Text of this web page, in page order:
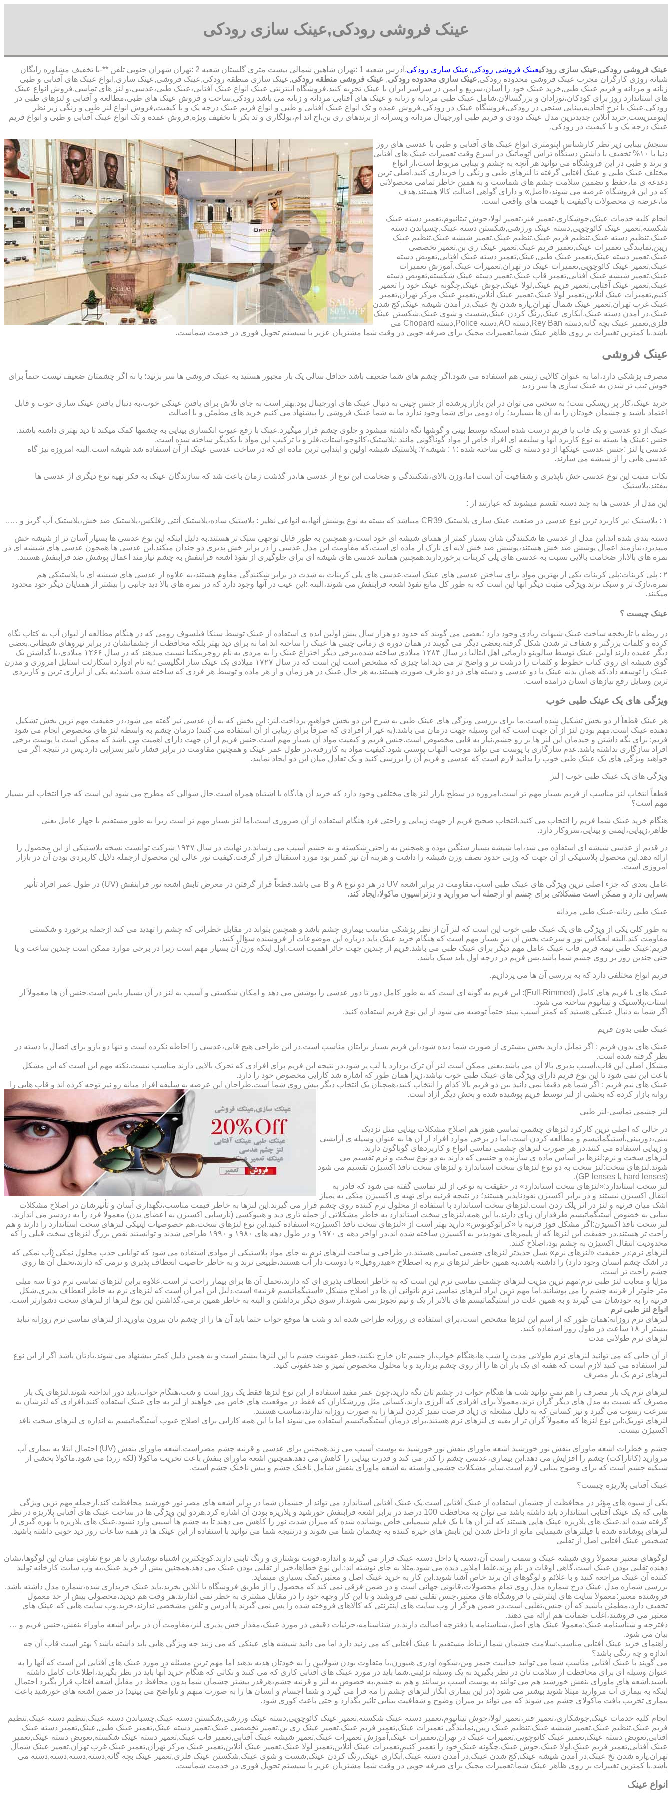
عینک فروشی رودکی,عینک سازی رودکی
عینک فروشی رودکی,عینک سازی رودکیعینک فروشی رودکی,عینک سازی رودکی
,آدرس شعبه 1 :تهران شاهین شمالی بیست متری گلستان شعبه 2 :تهران شهران جنوبی تلفن **-با تخفیف مشاوره رایگان
شبانه روزی کارگران مجرب عینک فروشی محدوده رودکی,عینک سازی محدوده رودکی, عینک فروشی منطقه رودکی,عینک سازی منطقه رودکی,عینک فروشی,عینک سازی,انواع عینک های آفتابی و طبی
زنانه و مردانه و فریم عینک طبی,خرید عینک خود را آسان،سریع و ایمن در سراسر ایران با عینک تجربه کنید.فروشگاه اینترنتی عینک انواع عینک آفتابی،عینک طبی،عدسی،و لنز های تماسی,فروش انواع عینک
های استاندارد روز برای کودکان،نوزادان و بزرگسالان.شامل عینک طبی مردانه و زنانه و عینک های آفتابی مردانه و زنانه می باشد رودکی,ساخت و فروش عینک های طبی،مطالعه و آفتابی و لنزهای طبی در
رودکی,عینک با نرخ اتحادیه,بینایی سنجی در رودکی,فروشگاه عینک در رودکی,فروش عمده و تک انواع عینک آفتابی و طبی و انواع فریم عینک درجه یک و با کیفیت,فروش انواع لنز طبی و رنگی زیر نظر
اپتومتریست,خرید آنلاین جدیدترین مدل عینک دودی و فریم طبی اورجینال مردانه و پسرانه از برندهای ری بن،اچ اند ام،بولگاری و تد بکر با تخفیف ویژه,فروش عمده و تک انواع عینک آفتابی و طبی و انواع فریم
عینک درجه یک و با کیفیت در رودکی,
سنجش بینایی زیر نظر کارشناس اپتومتری انواع عینک های آفتابی و طبی با عدسی های روز
دنیا با ۱۰% تخفیف با داشتن دستگاه تراش اتوماتیک در اسرع وقت تعمیرات عینک های آفتابی
و برند و طبی در این فروشگاه می توانید هر آنچه به چشم و بینایی مربوط است،از انواع
مختلف عینک طبی و عینک آفتابی گرفته تا لنزهای طبی و رنگی را خریداری کنید.اصلی ترین
دغدغه ی ما،حفظ و تضمین سلامت چشم های شماست و به همین خاطر تمامی محصولاتی
که در این فروشگاه عرضه می شوند،«اصل» و دارای گواهی اصالت کالا هستند.هدف
ما،عرضه ی محصولات باکیفیت با قیمت های واقعی است.
انجام کلیه خدمات عینک,جوشکاری،تعمیر فنر،تعمیر لولا،جوش تیتانیوم،تعمیر دسته عینک
شکسته,تعمیر عینک کائوچویی,دسته عینک ورزشی,شکستن دسته عینک,چسباندن دسته
عینک,تنظیم دسته عینک,تنظیم فریم عینک,تنظیم عینک,تعمیر شیشه عینک,تنظیم عینک
ریبن,نمایندگی تعمیرات عینک,تعمیر فریم عینک,تعمیر عینک ری بن,تعمیر تخصصی
عینک,تعمیر دسته عینک,تعمیر عینک طبی,عینک,تعمیر دسته عینک افتابی,تعویض دسته
عینک,تعمیر عینک کائوچویی,تعمیرات عینک در تهران,تعمیرات عینک,آموزش تعمیرات
عینک,تعمیر شیشه عینک آفتابی,تعمیر قاب عینک,تعمیر دسته عینک شکسته,تعویض دسته
عینک,تعمیر عینک آفتابی,تعمیر فریم عینک,لولا عینک,جوش عینک,چگونه عینک خود را تعمیر
کنیم,تعمیرات عینک آنلاین,تعمیر لولا عینک,تعمیر عینک آنلاین,تعمیر عینک مرکز تهران,تعمیر
عینک غرب تهران,تعمیر عینک شمال تهران,پاره شدن نخ عینک,در آمدن شیشه عینک,کج شدن
عینک,در آمدن دسته عینک,آبکاری عینک,رنگ کردن عینک,شست و شوی عینک,شکستن عینک
فلزی,تعمیر عینک بچه گانه,دسته Rey Ban,دسته AO,دسته Police,دسته Chopard می
باشد.با کمترین تغییرات بر روی ظاهر عینک شما,تعمیرات مجیک برای صرفه جویی در وقت شما مشتریان عزیز با سیستم تحویل فوری در خدمت شماست.
عینک فروشی
مصرف پزشکی دارد،اما به عنوان کالایی زینتی هم استفاده می شود.اگر چشم های شما ضعیف باشد حداقل سالی یک بار مجبور هستید به عینک فروشی ها سر بزنید؛ یا نه اگر چشمتان ضعیف نیست حتماً برای
خوش تیپ تر شدن به عینک سازی ها سر زدید
خرید عینک،کار پر ریسکی ست؛ به سختی می توان در این بازار پرشده از جنس چینی به دنبال عینک های اورجینال بود.بهتر است به جای تلاش برای یافتن عینکی خوب،به دنبال یافتن عینک سازی خوب و قابل
اعتماد باشید و چشمان خودتان را به آن ها بسپارید؛ راه دومی برای شما وجود ندارد ما به شما عینک فروشی را پیشنهاد می کنیم خرید های مطمئن و با اصالت
عینک از دو عدسی و یک قاب یا فریم درست شده استکه توسط بینی و گوشها نگه داشته میشود و جلوی چشم قرار میگیرد.عینک با رفع عیوب انکساری بینایی به چشمها کمک میکند تا دید بهتری داشته باشند.
جنس :عینک ها بسته به نوع کاربرد آنها و سلیقه ای افراد خاص از مواد گوناگونی مانند :پلاستیک،کائوچو،استات،فلز و یا ترکیب این مواد با یکدیگر ساخته شده است.
عدسی یا لنز :جنس عدسی عینکها از دو دسته ی کلی ساخته شده :۱ : شیشه۲: پلاستیک شیشه اولین و ابندایی ترین ماده ای که در ساخت عدسی عینک از آن استفاده شد شیشه است.البته امروزه نیز گاه
عدسی هایی را از شیشه می سازند.
نکات مثبت این نوع عدسی خش ناپذیری و شفافیت آن است اما،وزن بالای،شکنندگی و ضخامت این نوع از عدسی ها،در گذشت زمان باعث شد که سازندگان عینک به فکر تهیه نوع دیگری از عدسی ها
بیفتند.پلاستیک
این مدل از عدسی ها به چند دسته تقسم میشوند که عبارتند از :
۱ : پلاستیک :پر کاربرد ترین نوع عدسی در صنعت عینک سازی پلاستیک CR39 میباشد که بسته به نوع پوشش آنها،به انواعی نظیر : پلاستیک ساده،پلاستیک آنتی رفلکس،پلاستیک ضد خش،پلاستیک آب گریز و …..
دسته بندی شده اند.این مدل از عدسی ها شکنندگی شان بسیار کمتر از همتای شیشه ای خود است،و همچنین به طور قابل توجهی سبک تر هستند.به دلیل اینکه این نوع عدسی ها بسیار آسان تر از شیشه خش
میپذیرد،نیازمند اعمال پوشش ضد خش هستند،پوشش ضد خش لایه ای نازک از ماده ای است،که مقاومت این مدل عدسی را در برابر خش پذیری دو چندان میکند.این عدسی ها همچون عدسی های شیشه ای در
نمره های بالا،از ضخامت بالایی نسبت به عدسی های پلی کربنات برخوردارند.همچنین همانند عدسی های شیشه ای برای جلوگیری از نفوذ اشعه فرابنفش به چشم نیازمند اعمال پوشش ضد فرابنفش هستند.
۲ : پلی کربنات:پلی کربنات یکی از بهترین مواد برای ساختن عدسی های عینک است.عدسی های پلی کربنات به شدت در برابر شکنندگی مقاوم هستند،به علاوه از عدسی های شیشه ای یا پلاستیکی هم
نمره،نازک تر و سبک ترند.ویژگی مثبت دیگر آنها این است که به طور کل مانع نفوذ اشعه فرابنفش می شوند،البته ؛این عیب در آنها وجود دارد که در نمره های بالا دید جانبی را بیشتر از همتایان دیگر خود محدود
میکنند.
عینک چیست ؟
در ربطه با تاریخچه ساخت عینک شبهات زیادی وجود دارد ؛بعضی می گویند که حدود دو هزار سال پیش اولین ایده ی استفاده از عینک توسط سنکا فیلسوف رومی که در هنگام مطالعه از لیوان آب به کتاب نگاه
کرده و کلمات بزرگتر و شفاف تر شدن شکل گرفته.بعضی دیگر می گویند در همان دوره ی زمانی چینی ها عینک را ساخته اند اما نه برای دید بهتر بلکه محافظت از چشمانشان در برابر نیروهای شیطانی.بعضی
دیگر عقیده دارند اولین عینک توسط سالوینو دارماتی اهل ایتالیا در سال ۱۲۸۴ میلادی ساخته شده،برخی دیگر اختراع عینک را به مردی به نام روچربیکنبا نسبت میدهند که در سال ۱۲۶۶ میلادی،با گذاشتن یک
گوی شیشه ای روی کتاب خطوط و کلمات را درشت تر و واضح تر می دید.اما چیزی که مشخص است این است که در سال ۱۷۲۷ میلادی یک عینک ساز انگلیسی ؛به نام ادوارد اسکارلت استایل امروزی و مدرن
عینک را توسعه داد،که همان بدنه عینک با دو عدسی و دسته های در دو طرف صورت هستند.به هر حال عینک در هر زمان و از هر ماده و توسط هر فردی که ساخته شده باشد؛به یکی از ابزاری ترین و کاربردی
ترین وسایل رفع نیازهای انسان درامده است.
ویژگی های یک عینک طبی خوب
هر عینک قطعاً از دو بخش تشکیل شده است.ما برای بررسی ویژگی های عینک طبی به شرح این دو بخش خواهیم پرداخت.لنز: این بخش که به آن عدسی نیز گفته می شود،در حقیقت مهم ترین بخش تشکیل
دهنده عینک است.مهم بودن لنز از آن جهت است که این وسیله جهت درمان می باشد.(به غیر از افرادی که صرفاً برای زیبایی از آن استفاده می کنند) درمان چشم به واسطه لنز های مخصوص انجام می شود
فریم: برای نگه داشتن و چیدمان این لنز ها بر رو چشم،نیاز به قابی مخصوص است.جنس فریم و کیفیت مواد آن بسیار مهم است.جنس فریم از آن جهت دارای اهمیت می باشد که ممکن است با پوست برخی
افراد سازگاری نداشته باشد.عدم سازگاری با پوست می تواند موجب التهاب پوستی شود.کیفیت مواد به کاررفته،در طول عمر عینک و همچنین مقاومت در برابر فشار تأثیر بسزایی دارد.پس در نتیجه اگر می
خواهید ویژگی های یک عینک طبی خوب را بدانید لازم است که عدسی و فریم آن را بررسی کنید و یک تعادل میان این دو ایجاد نمایید.
ویژگی های یک عینک طبی خوب | لنز
قطعاً انتخاب لنز مناسب از فریم بسیار مهم تر است.امروزه در سطح بازار لنز های مختلفی وجود دارد که خرید آن ها،گاه با اشتباه همراه است.حال سؤالی که مطرح می شود این است که چرا انتخاب لنز بسیار
مهم است؟
هنگام خرید عینک شما فریم را انتخاب می کنید،انتخاب صحیح فریم از جهت زیبایی و راحتی فرد هنگام استفاده از آن ضروری است.اما لنز بسیار مهم تر است زیرا به طور مستقیم با چهار عامل یعنی
ظاهر،زیبایی،ایمنی و بینایی،سروکار دارد.
در قدیم از عدسی شیشه ای استفاده می شد،اما شیشه بسیار سنگین بوده و همچنین به راحتی شکسته و به چشم آسیب می رساند.در نهایت در سال ۱۹۴۷ شرکت توانست نسخه پلاستیکی از این محصول را
ارائه دهد.این محصول پلاستیکی از آن جهت که وزنی حدود نصف وزن شیشه را داشت و هزینه آن نیز کمتر بود مورد استقبال قرار گرفت.کیفیت نور عالی این محصول ازجمله دلایل کاربردی بودن آن در بازار
امروزی است.
عامل بعدی که جزء اصلی ترین ویژگی های عینک طبی است،مقاومت در برابر اشعه UV در هر دو نوع A و B می باشد.قطعاً قرار گرفتن در معرض تابش اشعه نور فرابنفش (UV) در طول عمر افراد تأثیر
بسزایی دارد و ممکن است مشکلاتی برای چشم او ازجمله آب مروارید و دژنراسیون ماکولا،ایجاد کند.
عینک طبی زنانه-عینک طبی مردانه
به طور کلی یکی از ویژگی های یک عینک طبی خوب این است که لنز آن از نظر پزشکی مناسب بیماری چشم باشد و همچنین بتواند در مقابل خطراتی که چشم را تهدید می کند ازجمله برخورد و شکستی
مقاومت کند.البته انعکاس نور و سرعت پخش آن نیز بسیار مهم است که هنگام خرید عینک باید درباره این موضوعات از فروشنده سؤال کنید.
فریم:عینک طبی نیمه فریم قاب عینک عامل مهم دیگر برای عینک طبی می باشد.فریم از چندین جهت حائز اهمیت است.اول اینکه وزن آن بسیار مهم است زیرا در برخی موارد ممکن است چندین ساعت و یا
حتی چندین روز بر روی چشم شما باشد.پس فریم در درجه اول باید سبک باشد.
فریم انواع مختلفی دارد که به بررسی آن ها می پردازیم.
عینک های با فریم های کامل (Full-Rimmed): این فریم به گونه ای است که به طور کامل دور تا دور عدسی را پوشش می دهد و امکان شکستی و آسیب به لنز در آن بسیار پایین است.جنس آن ها معمولاً از
استات،پلاستیک و تیتانیوم ساخته می شود.
اگر شما به دنبال عینکی هستید که کمتر آسیب ببیند حتماً توصیه می شود از این نوع فریم استفاده کنید.
عینک طبی بدون فریم
عینک های بدون فریم : اگر تمایل دارید بخش بیشتری از صورت شما دیده شود،این فریم بسیار برایتان مناسب است.در این طراحی هیچ قابی،عدسی را احاطه نکرده است و تنها دو بازو برای اتصال با دسته در
نظر گرفته شده است.
مشکل اصلی این قاب،آسیب پذیری بالا آن می باشد.یعنی ممکن است لنز آن ترک بردارد یا لب پر شود.در نتیجه این فریم برای افرادی که تحرک بالایی دارند مناسب نیست.نکته مهم این است که این مشکل
باعث این نمی شود تا این نوع فریم دارای ویژگی های عینک طبی خوب نباشد،زیرا همان طور که اشاره شد کارایی مخصوص خود را دارد.
عینک های نیم فریم : اگر شما هم دقیقاً نمی دانید بین دو فریم بالا کدام را انتخاب کنید،همچنان یک انتخاب دیگر پیش روی شما است.طراحان این عرصه به سلیقه افراد میانه رو نیز توجه کرده اند و قاب هایی را
روانه بازار کرده که بخشی از لنز توسط فریم پوشیده شده و بخش دیگر آزاد است.
لنز چشمی تماسی-لنز طبی
در حالی که اصلی ترین کارکرد لنزهای چشمی تماسی هنوز هم اصلاح مشکلات بینایی مثل نزدیک
بینی،دوربینی،آستیگماتیسم و مطالعه کردن است،اما در برخی موارد افراد از آن ها به عنوان وسیله ی آرایشی
و زیبایی استفاده می کنند.در هر صورت لنزهای چشمی تماسی انواع و کاربردهای گوناگون دارند.
لنزهای سخت و نرم:لنزها بر اساس ماده ی سازنده و جنسی که دارند به دو نوع سخت و نرم تقسیم می
شوند.لنزهای سخت:لنز سخت به دو نوع لنزهای سخت استاندارد و لنزهای سخت نافذ اکسیژن تقسیم می شود
(hard lenses یا GP lenses).
لنز سخت استاندارد:«لنزهای سخت استاندارد» در حقیقت به نوعی از لنز تماسی گفته می شود که قادر به
انتقال اکسیژن نیستند و در برابر اکسیژن نفوذناپذیر هستند؛ در نتیجه قرنیه برای تهیه ی اکسیژن متکی به پمپاژ
اشک میان قرنیه و لنز در اثر پلک زدن است.لنزهای سخت استاندارد با استفاده از محلول نرم کننده روی چشم قرار می گیرند.این لنزها به خاطر قیمت مناسب،نگهداری آسان و تأثیرشان در اصلاح مشکلات
بینایی به خصوص آستیگماتیسم طرفداران زیای دارند.با این همه،لنزهای سخت استاندارد به خاطر مشکلاتی از جمله تاری دید و هیپوکسی (نارسایی اکسیژن به اعضای بدن) معمولا فرد را به دردسر می اندازند.
لنز سخت نافذ اکسیژن:اگر مشکل قوز قرنیه یا «کراتوکونوس» دارید بهتر است از «لنزهای سخت نافذ اکسیژن» استفاده کنید.این نوع لنزهای سخت،هم خصوصیات اپتیکی لنزهای سخت استاندارد را دارند و هم
راحت تر هستند.در حقیقت این لنزها که از پلیمرهای نفوذپذیر به اکسیژن ساخته شده اند،در اواخر دهه ی ۱۹۷۰ و در طول دهه های ۱۹۸۰ و ۱۹۹۰ طراحی شدند و توانستند نقص بزرگ لنزهای سخت قبلی را که
محدودیت انتقال اکسیژن به چشم بود،اصلاح کنند.
لنزهای نرم:در حقیقت «لنزهای نرم» نسل جدیدتر لنزهای چشمی تماسی هستند.در طراحی و ساخت لنزهای نرم به جای مواد پلاستیکی از موادی استفاده می شود که توانایی جذب محلول نمکی (آب نمکی که
در اشک چشم انسان وجود دارد) را داشته باشد،به همین خاطر لنزهای نرم به اصطلاح «هیدروفیل» یا دوست دار آب هستند،طبیعی ترند و به خاطر خاصیت انعطاف پذیری و نرمی که دارند،تحمل آن ها روی
چشم راحت تر است.
مزایا و معایب لنز طبی نرم:مهم ترین مزیت لنزهای چشمی تماسی نرم این است که به خاطر انعطاف پذیری ای که دارند،تحمل آن ها برای بیمار راحت تر است.علاوه براین لنزهای تماسی نرم دو تا سه میلی
متر جلوتر از قرنیه چشم را می پوشانند.اما مهم ترین ایراد لنزهای تماسی نرم ناتوانی آن ها در اصلاح مشکل «آستیگماتیسم قرنیه» است.دلیل این امر آن است که لنزهای نرم به خاطر انعطاف پذیری،شکل
قرنیه را به خودشان می گیرند و به همین علت در آستیگماتیسم های بالاتر از یک و نیم تجویز نمی شوند.از سوی دیگر برداشتن و البته به خاطر همین نرمی،گذاشتن این نوع لنزها از لنزهای سخت دشوارتر است.
انواع لنز طبی نرم
لنزهای نرم روزانه:همان طور که از اسم این لنزها مشخص است،برای استفاده ی روزانه طراحی شده اند و شب ها موقع خواب حتما باید آن ها را از چشم تان بیرون بیاورید.از لنزهای تماسی نرم روزانه نباید
بیشتر از ۱۸ ساعت در طول روز استفاده کنید.
لنزهای نرم طولانی مدت
از آن جایی که می توانید لنزهای نرم طولانی مدت را شب ها،هنگام خواب،از چشم تان خارج نکنید،خطر عفونت چشم با این لنزها بیشتر است و به همین دلیل کمتر پیشنهاد می شوند.یادتان باشد اگر از این نوع
لنز استفاده می کنید لازم است که هفته ای یک بار آن ها را از روی چشم بردارید و با محلول مخصوص تمیز و ضدعفونی کنید.
لنزهای نرم یک بار مصرف
لنزهای نرم یک بار مصرف را هم نمی توانید شب ها هنگام خواب در چشم تان نگه دارید،چون عمر مفید استفاده از این نوع لنزها فقط یک روز است و شب،هنگام خواب،باید دور انداخته شوند.لنزهای یک بار
مصرف که نسبت به مدل های دیگر گران ترند،معمولاً برای افرادی که آلرژی دارند،کسانی مثل ورزشکاران که فقط در موقعیت های خاص می خواهند از لنز به جای عینک استفاده کنند،افرادی که لنزشان به
سرعت رسوب می گیرد و نیز کسانی که به دلیل مشغله ی زیاد فرصت تمیز کردن لنزها را به صورت روزانه ندارند،مناسب هستند.
لنزهای توریک:این نوع لنزها که معمولاً گران تر از بقیه ی لنزهای نرم هستند،برای درمان آستیگماتیسم استفاده می شوند اما با این همه کارایی برای اصلاح عیوب آستیگماتیسم به اندازه ی لنزهای سخت نافذ
اکسیژن نیست.
چشم و خطرات اشعه ماورای بنفش نور خورشید اشعه ماورای بنفش نور خورشید به پوست آسیب می زند.همچنین برای عدسی و قرنیه چشم مضراست.اشعه ماورای بنفش (UV) احتمال ابتلا به بیماری آب
مروارید (کاتاراکت) چشم را افزایش می دهد.این بیماری،عدسی چشم را کدر می کند و قدرت بینایی را کاهش می دهد.همچنین اشعه ماورای بنفش باعث تخریب ماکولا (لکه زرد) می شود.ماکولا بخشی از
شبکیه چشم است که برای وضوح بینایی لازم است.سایر مشکلات چشمی وابسته به اشعه ماورای بنفش شامل ناخنک چشم و پیش ناخنک چشم است.
عینک آفتابی پلاریزه چیست؟
یکی از شیوه های مؤثر در محافظت از چشمان استفاده از عینک آفتابی است.یک عینک آفتابی استاندارد می تواند از چشمان شما در برابر اشعه های مضر نور خورشید محافظت کند.ازجمله مهم ترین ویژگی
هایی که یک عینک آفتابی استاندارد باید داشته باشد می توان به محافظت 100 درصد در برابر اشعه فرابنفش خورشید و پلاریزه بودن آن اشاره کرد.هردو این ویژگی ها در ساخت عینک های آفتابی پلاریزه در نظر
گرفته شده اند.عینک های پلاریزه عینک هایی هستند که لنز آن ها با یک فیلم شیمیایی خاص پوشانده شده که میزان شدت نور را کاهش می دهند تا به چشم ها آسیبی وارد نشود.عینک های پلاریزه با بهره گیری از
لنزهای پوشانده شده با فیلترهای شیمیایی مانع از داخل شدن این تابش های خیره کننده به چشمان شما می شوند و درنتیجه شما می توانید با استفاده از این عینک ها در همه ساعات روز دید خوبی داشته باشید.
تشخیص عینک آفتابی اصل از تقلبی
لوگوهای معتبر معمولا روی شیشه عینک و سمت راست آن،دسته یا داخل دسته عینک قرار می گیرند و اندازه،فونت نوشتاری و رنگ ثابتی دارند.کوچکترین اشتباه نوشتاری یا هر نوع تفاوتی میان این لوگوها،نشان
دهنده تقلبی بودن عینک است.گاهی اوقات در نام برند،غلط املایی دیده می شود.مثلا به جای نوشته اند:.این نوع خطاها،خبر از تقلبی بودن عینک می دهد.همچنین پیش از خرید عینک،به وب سایت کارخانه تولید
کننده آن عینک مراجعه کنید و با علائم و لوگوهای آن برند خاص آشنا شوید.این کار به خرید عینک اصل و معتبر،کمک بسیاری مینماید.
بررسی شماره مدل عینک درج شماره مدل روی تمام محصولات،قانونی جهانی است و در ضمن فرقی نمی کند که محصول را از طریق فروشگاه یا آنلاین بخرید.باید عینک خریداری شده،شماره مدل داشته باشد.
فروشنده معتبر:معمولا سایت های اینترنتی یا فروشگاه های معتبر،جنس تقلبی نمی فروشند و با این کار وجهه خود را در مقابل مشتری به خطر نمی اندازند.هر وقت هم دیدید،محصولی بیش از حد معمول
تخفیف دارد،مطمئن باشید که آن جنس،تقلبی است.در ضمن هرگز از وب سایت های اینترنتی که کالاهای فروخته شده را پس نمی گیرند یا آدرس و تلفن مشخصی ندارند،خرید.وب سایت هایی که عینک های
معتبر می فروشند،اغلب ضمانت هم ارائه می دهند.
دفترچه و شناسنامه عینک:معمولا عینک های اصل،شناسنامه یا دفترچه اصالت دارند.در شناسنامه،جزئیات دقیقی در مورد عینک،مقدار خش پذیری لنز،مقاومت آن در برابر اشعه ماوراء بنفش،جنس فریم و …
بیان می شود.
راهنمای خرید عینک آفتابی مناسب:سلامت چشمان شما ارتباط مستقیم با عینک آفتابی که می زنید دارد اما می دانید شیشه های عینکی که می زنید چه ویژگی هایی باید داشته باشد؟ بهتر است قاب آن چه
اندازه و چه رنگی باشد؟
می گویند با عینک آفتابی مناسب شما می توانید جذابیت جیمز وین،شکوه اودری هیپورن،یا متفاوت بودن شولاپین را به خودتان هدیه بدهید اما مهم ترین مسئله در مورد عینک های آفتابی این است که آنها را به
عنوان وسیله ای برای محافظت از سلامت تان در نظر بگیرید نه یک وسیله تزئینی.شما باید در مورد عینک های آفتابی کاری که می کنند و نکاتی که هنگام خرید آنها باید در نظر بگیرید،اطلاعات کامل داشته
باشید.اشعه های ماورای بنفش خورشید هم می توانند به پوست آسیب برسانند و هم به چشم،به خصوص به لنز و قرنیه چشم،هرقدر بیشتر چشمان شما بدون محافظ در مقابل اشعه آفتاب قرار بگیرد احتمال
اینکه به بیماری آب مروارید مبتلا شوید بیشتر می شود (در این بیماری انگار لنزهای چشم را مه فرا می گیرد و شما اجسام و انسان ها را به صورت مبهم و ناواضح می بینید) در ضمن اشعه های خورشید باعث
بیماری تخریب بافت ماکولای چشم می شوند که می تواند بر میزان وضوح و شفافیت بینایی تاثیر بگذارد و حتی باعث کوری شود.
انجام کلیه خدمات عینک,جوشکاری،تعمیر فنر،تعمیر لولا،جوش تیتانیوم،تعمیر دسته عینک شکسته,تعمیر عینک کائوچویی,دسته عینک ورزشی,شکستن دسته عینک,چسباندن دسته عینک,تنظیم دسته عینک,تنظیم
فریم عینک,تنظیم عینک,تعمیر شیشه عینک,تنظیم عینک ریبن,نمایندگی تعمیرات عینک,تعمیر فریم عینک,تعمیر عینک ری بن,تعمیر تخصصی عینک,تعمیر دسته عینک,تعمیر عینک طبی,عینک,تعمیر دسته عینک
افتابی,تعویض دسته عینک,تعمیر عینک کائوچویی,تعمیرات عینک در تهران,تعمیرات عینک,آموزش تعمیرات عینک,تعمیر شیشه عینک آفتابی,تعمیر قاب عینک,تعمیر دسته عینک شکسته,تعویض دسته عینک,تعمیر
عینک آفتابی,تعمیر فریم عینک,لولا عینک,جوش عینک,چگونه عینک خود را تعمیر کنیم,تعمیرات عینک آنلاین,تعمیر لولا عینک,تعمیر عینک آنلاین,تعمیر عینک مرکز تهران,تعمیر عینک غرب تهران,تعمیر عینک شمال
تهران,پاره شدن نخ عینک,در آمدن شیشه عینک,کج شدن عینک,در آمدن دسته عینک,آبکاری عینک,رنگ کردن عینک,شست و شوی عینک,شکستن عینک فلزی,تعمیر عینک بچه گانه,دسته,دسته,دسته,دسته می
باشد.با کمترین تغییرات بر روی ظاهر عینک شما,تعمیرات مجیک برای صرفه جویی در وقت شما مشتریان عزیز با سیستم تحویل فوری در خدمت شماست.
انواع عینک